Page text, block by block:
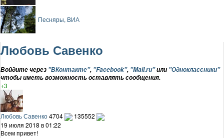
Песняры, ВИА
Любовь Савенко
Войдите через "ВКонтакте", "Facebook", "Mail.ru"или "Одноклассники"
чтобы иметь возможность оставлять сообщения.
+3
Любовь Савенко4704
135552
19 июля 2018 в 01:22
Всем привет!